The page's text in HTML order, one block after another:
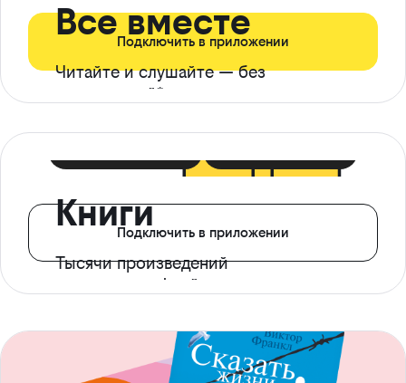
Все вместе
Читайте и слушайте — без
ограничений*
Подключить в приложении
Книги
Тысячи произведений
с доступом офлайн
Подключить в приложении